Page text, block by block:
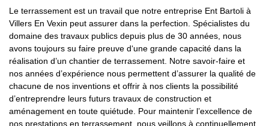
Le terrassement est un travail que notre entreprise Ent Bartoli à
Villers En Vexin peut assurer dans la perfection. Spécialistes du
domaine des travaux publics depuis plus de 30 années, nous
avons toujours su faire preuve d‘une grande capacité dans la
réalisation d’un chantier de terrassement. Notre savoir-faire et
nos années d’expérience nous permettent d’assurer la qualité de
chacune de nos inventions et offrir à nos clients la possibilité
d’entreprendre leurs futurs travaux de construction et
aménagement en toute quiétude. Pour maintenir l’excellence de
nos prestations en terrassement, nous veillons à continuellement